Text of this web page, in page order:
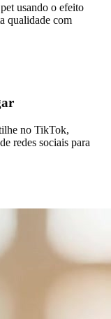
usando o efeito
qualidade com
no TikTok,
redes sociais para